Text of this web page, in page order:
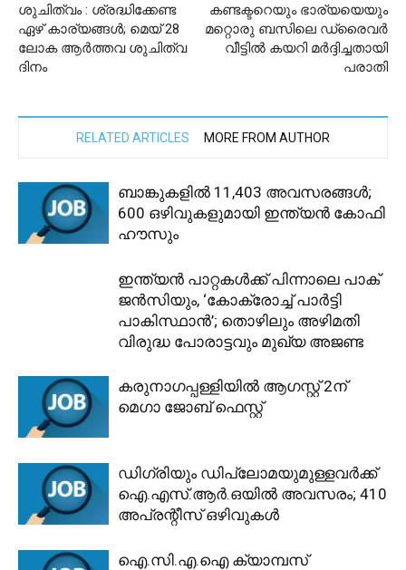
ശുചിത്വം : ശ്രദ്ധിക്കേണ്ട
ഏഴ് കാര്യങ്ങൾ; മെയ് 28
ലോക ആർത്തവ ശുചിത്വ
ദിനം
കണ്ടക്ടറെയും ഭാര്യയെയും
മറ്റൊരു ബസിലെ ഡ്രൈവർ
വീട്ടിൽ കയറി മർദ്ദിച്ചതായി
പരാതി
RELATED ARTICLES MORE FROM AUTHOR
ബാങ്കുകളിൽ 11,403 അവസരങ്ങൾ;
600 ഒഴിവുകളുമായി ഇന്ത്യൻ കോഫി
ഹൗസും
ഇന്ത്യൻ പാറ്റകൾക്ക് പിന്നാലെ പാക്
ജൻസിയും, ‘കോക്രോച്ച് പാർട്ടി
പാകിസ്ഥാൻ’; തൊഴിലും അഴിമതി
വിരുദ്ധ പോരാട്ടവും മുഖ്യ അജണ്ട
കരുനാഗപ്പള്ളിയിൽ ആഗസ്റ്റ് 2ന്
മെഗാ ജോബ് ഫെസ്റ്റ്
ഡിഗ്രിയും ഡിപ്ലോമയുമുള്ളവർക്ക്
ഐ.എസ്.ആർ.ഒയിൽ അവസരം; 410
അപ്രന്റീസ് ഒഴിവുകൾ
ഐ.സി.എ.ഐ ക്യാമ്പസ്